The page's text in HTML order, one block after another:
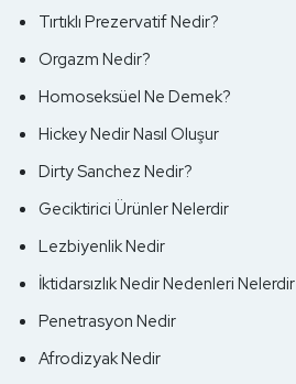
Tırtıklı Prezervatif Nedir?
Orgazm Nedir?
Homoseksüel Ne Demek?
Hickey Nedir Nasıl Oluşur
Dirty Sanchez Nedir?
Geciktirici Ürünler Nelerdir
Lezbiyenlik Nedir
İktidarsızlık Nedir Nedenleri Nelerdir
Penetrasyon Nedir
Afrodizyak Nedir